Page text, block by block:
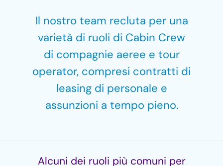
Il nostro team recluta per una
varietà di ruoli di Cabin Crew
di compagnie aeree e tour
operator, compresi contratti di
leasing di personale e
assunzioni a tempo pieno.
Alcuni dei ruoli più comuni per